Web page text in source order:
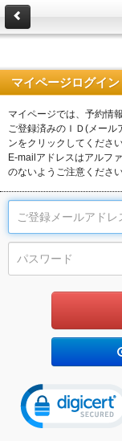
マイページログイン
マイページでは、予約情
ご登録済みのＩＤ(メール
ンをクリックしてください
E-mailアドレスはアルフ
のないようご注意ください